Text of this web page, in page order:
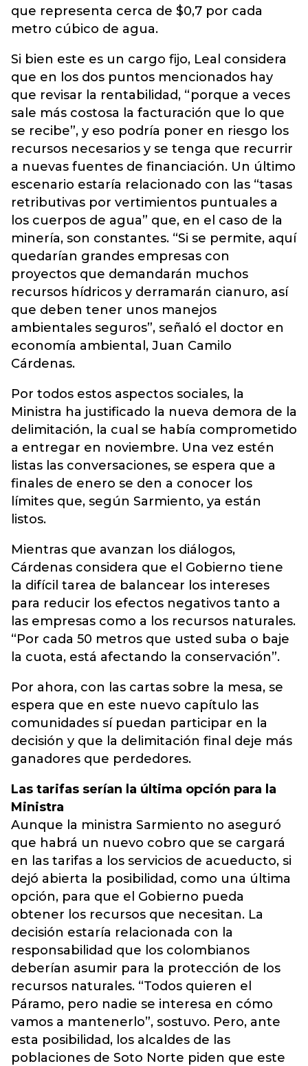
que representa cerca de $0,7 por cada
metro cúbico de agua.
Si bien este es un cargo fijo, Leal considera
que en los dos puntos mencionados hay
que revisar la rentabilidad, “porque a veces
sale más costosa la facturación que lo que
se recibe”, y eso podría poner en riesgo los
recursos necesarios y se tenga que recurrir
a nuevas fuentes de financiación. Un último
escenario estaría relacionado con las “tasas
retributivas por vertimientos puntuales a
los cuerpos de agua” que, en el caso de la
minería, son constantes. “Si se permite, aquí
quedarían grandes empresas con
proyectos que demandarán muchos
recursos hídricos y derramarán cianuro, así
que deben tener unos manejos
ambientales seguros”, señaló el doctor en
economía ambiental, Juan Camilo
Cárdenas.
Por todos estos aspectos sociales, la
Ministra ha justificado la nueva demora de la
delimitación, la cual se había comprometido
a entregar en noviembre. Una vez estén
listas las conversaciones, se espera que a
finales de enero se den a conocer los
límites que, según Sarmiento, ya están
listos.
Mientras que avanzan los diálogos,
Cárdenas considera que el Gobierno tiene
la difícil tarea de balancear los intereses
para reducir los efectos negativos tanto a
las empresas como a los recursos naturales.
“Por cada 50 metros que usted suba o baje
la cuota, está afectando la conservación”.
Por ahora, con las cartas sobre la mesa, se
espera que en este nuevo capítulo las
comunidades sí puedan participar en la
decisión y que la delimitación final deje más
ganadores que perdedores.
Las tarifas serían la última opción para la
Ministra
Aunque la ministra Sarmiento no aseguró
que habrá un nuevo cobro que se cargará
en las tarifas a los servicios de acueducto, si
dejó abierta la posibilidad, como una última
opción, para que el Gobierno pueda
obtener los recursos que necesitan. La
decisión estaría relacionada con la
responsabilidad que los colombianos
deberían asumir para la protección de los
recursos naturales. “Todos quieren el
Páramo, pero nadie se interesa en cómo
vamos a mantenerlo”, sostuvo. Pero, ante
esta posibilidad, los alcaldes de las
poblaciones de Soto Norte piden que este